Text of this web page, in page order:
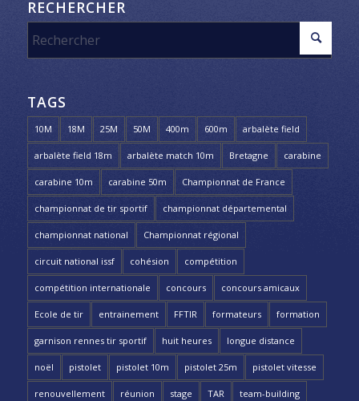
RECHERCHER
TAGS
10M 18M 25M 50M 400m 600m arbalète field
arbalète field 18m arbalète match 10m Bretagne carabine
carabine 10m carabine 50m Championnat de France
championnat de tir sportif championnat départemental
championnat national Championnat régional
circuit national issf cohésion compétition
compétition internationale concours concours amicaux
Ecole de tir entrainement FFTIR formateurs formation
garnison rennes tir sportif huit heures longue distance
noël pistolet pistolet 10m pistolet 25m pistolet vitesse
renouvellement réunion stage TAR team-building